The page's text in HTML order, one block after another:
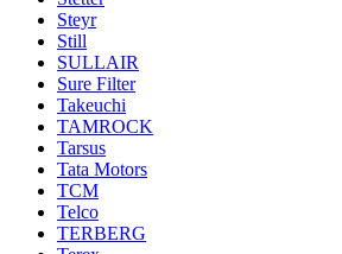
Steyr
Still
SULLAIR
Sure Filter
Takeuchi
TAMROCK
Tarsus
Tata Motors
TCM
Telco
TERBERG